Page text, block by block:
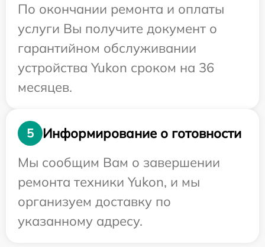
По окончании ремонта и оплаты
услуги Вы получите документ о
гарантийном обслуживании
устройства Yukon сроком на 36
месяцев.
5
Информирование о готовности
Мы сообщим Вам о завершении
ремонта техники Yukon, и мы
организуем доставку по
указанному адресу.